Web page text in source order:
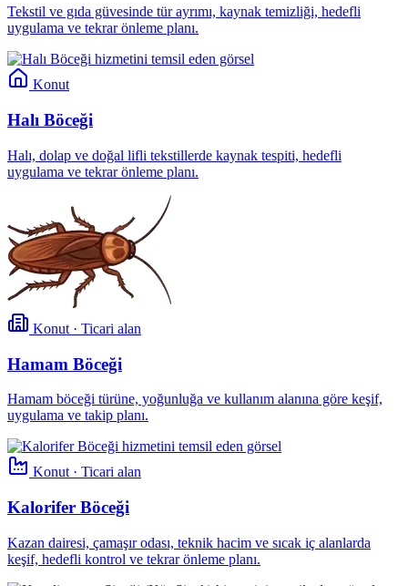
Tekstil ve gıda güvesinde tür ayrımı, kaynak temizliği, hedefli
uygulama ve tekrar önleme planı.
Konut
Halı Böceği
Halı, dolap ve doğal lifli tekstillerde kaynak tespiti, hedefli
uygulama ve tekrar önleme planı.
Konut · Ticari alan
Hamam Böceği
Hamam böceği türüne, yoğunluğa ve kullanım alanına göre keşif,
uygulama ve takip planı.
Konut · Ticari alan
Kalorifer Böceği
Kazan dairesi, çamaşır odası, teknik hacim ve sıcak iç alanlarda
keşif, hedefli kontrol ve tekrar önleme planı.